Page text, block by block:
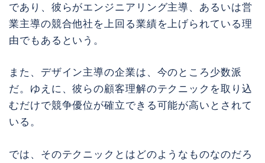
であり、彼らがエンジニアリング主導、あるいは営
業主導の競合他社を上回る業績を上げられている理
由でもあるという。
また、デザイン主導の企業は、今のところ少数派
だ。ゆえに、彼らの顧客理解のテクニックを取り込
むだけで競争優位が確立できる可能が高いとされて
いる。
では、そのテクニックとはどのようなものなのだろ